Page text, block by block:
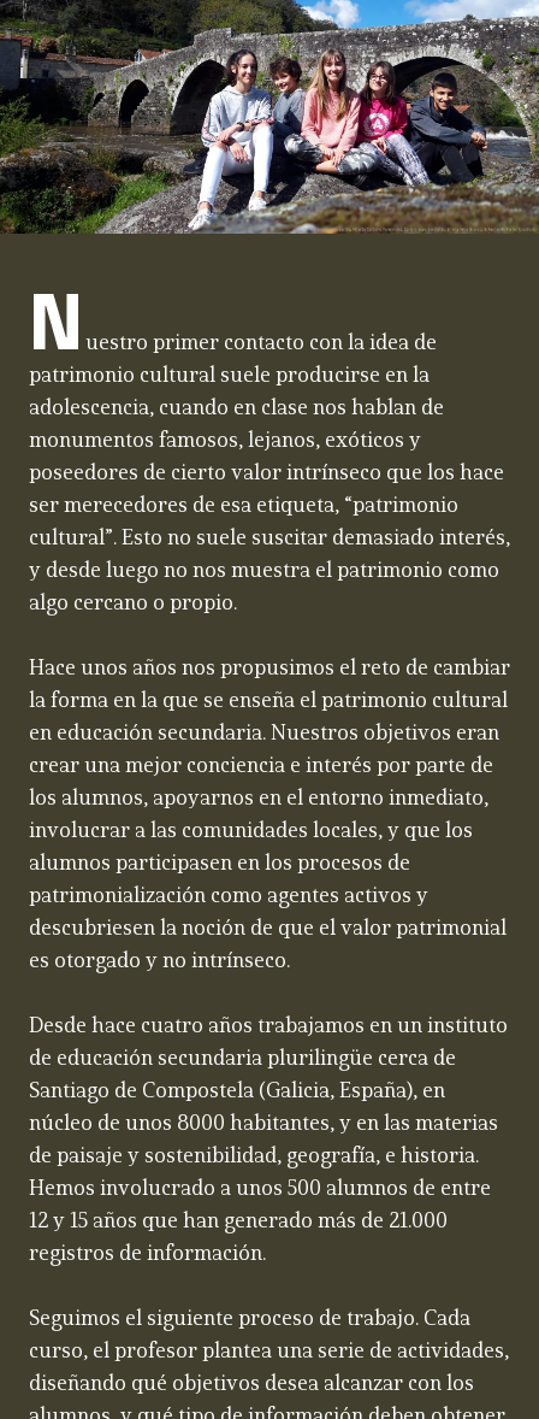
N uestro primer contacto con la idea de
patrimonio cultural suele producirse en la
adolescencia, cuando en clase nos hablan de
monumentos famosos, lejanos, exóticos y
poseedores de cierto valor intrínseco que los hace
ser merecedores de esa etiqueta, “patrimonio
cultural”. Esto no suele suscitar demasiado interés,
y desde luego no nos muestra el patrimonio como
algo cercano o propio.
Hace unos años nos propusimos el reto de cambiar
la forma en la que se enseña el patrimonio cultural
en educación secundaria. Nuestros objetivos eran
crear una mejor conciencia e interés por parte de
los alumnos, apoyarnos en el entorno inmediato,
involucrar a las comunidades locales, y que los
alumnos participasen en los procesos de
patrimonialización como agentes activos y
descubriesen la noción de que el valor patrimonial
es otorgado y no intrínseco.
Desde hace cuatro años trabajamos en un instituto
de educación secundaria plurilingüe cerca de
Santiago de Compostela (Galicia, España), en
núcleo de unos 8000 habitantes, y en las materias
de paisaje y sostenibilidad, geografía, e historia.
Hemos involucrado a unos 500 alumnos de entre
12 y 15 años que han generado más de 21.000
registros de información.
Seguimos el siguiente proceso de trabajo. Cada
curso, el profesor plantea una serie de actividades,
diseñando qué objetivos desea alcanzar con los